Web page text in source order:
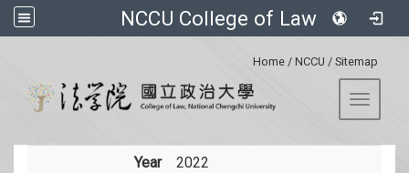
NCCU College of Law
Home / NCCU / Sitemap
Toggle
Year 2022